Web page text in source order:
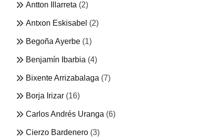
Antton Illarreta (2)
Antxon Eskisabel (2)
Begoña Ayerbe (1)
Benjamín Ibarbia (4)
Bixente Arrizabalaga (7)
Borja Irizar (16)
Carlos Andrés Uranga (6)
Cierzo Bardenero (3)